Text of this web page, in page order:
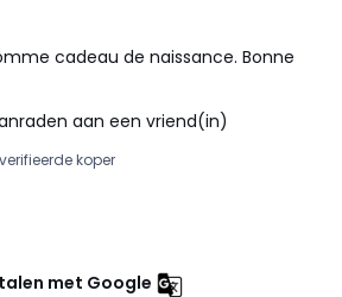
cadeau de naissance. Bonne
aan een vriend(in)
koper
met Google